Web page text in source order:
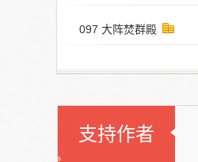
097 大阵焚群殿
支持作者